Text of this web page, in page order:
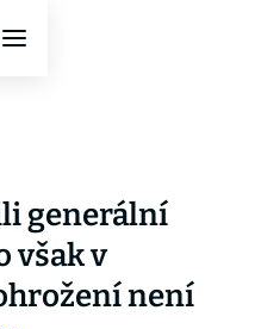
generální
však v
není